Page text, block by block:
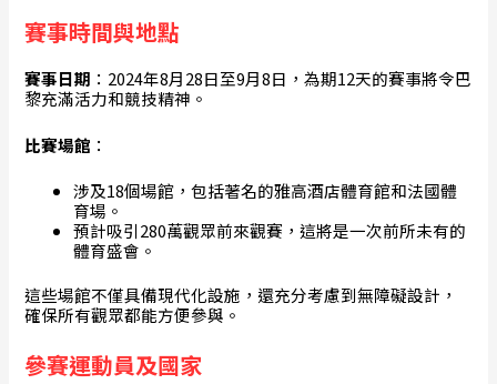
賽事時間與地點
賽事日期 ：2024年8月28日至9月8日，為期12天的賽事將令巴
黎充滿活力和競技精神。
比賽場館 ：
涉及18個場館，包括著名的雅高酒店體育館和法國體
育場。
預計吸引280萬觀眾前來觀賽，這將是一次前所未有的
體育盛會。
這些場館不僅具備現代化設施，還充分考慮到無障礙設計，
確保所有觀眾都能方便參與。
參賽運動員及國家